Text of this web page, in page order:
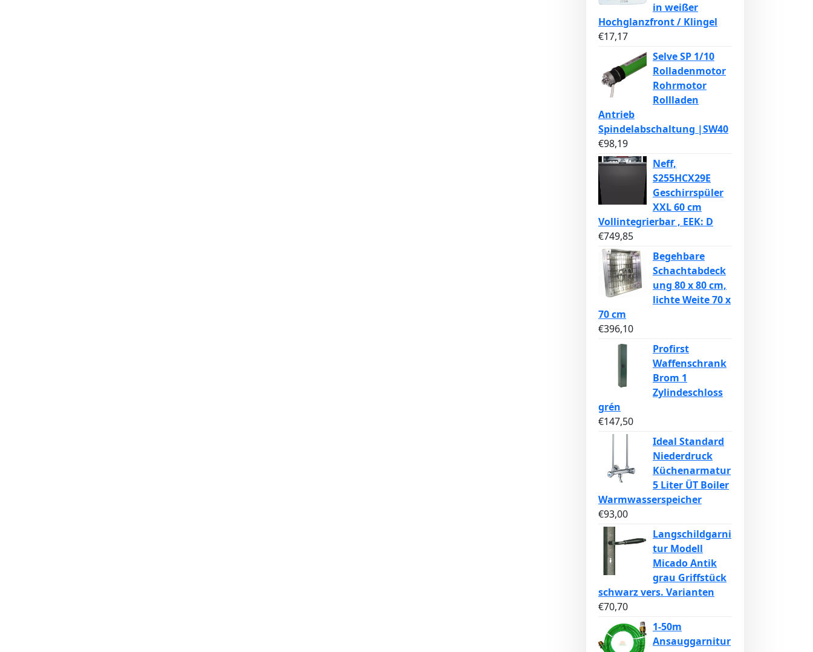
in weißer
Hochglanzfront / Klingel
€17,17
Selve SP 1/10
Rolladenmotor
Rohrmotor
Rollladen
Antrieb
Spindelabschaltung |SW40
€98,19
Neff,
S255HCX29E
Geschirrspüler
XXL 60 cm
Vollintegrierbar , EEK: D
€749,85
Begehbare
Schachtabdeck
ung 80 x 80 cm,
lichte Weite 70 x
70 cm
€396,10
Profirst
Waffenschrank
Brom 1
Zylindeschloss
grén
€147,50
Ideal Standard
Niederdruck
Küchenarmatur
5 Liter ÜT Boiler
Warmwasserspeicher
€93,00
Langschildgarni
tur Modell
Micado Antik
grau Griffstück
schwarz vers. Varianten
€70,70
1-50m
Ansauggarnitur